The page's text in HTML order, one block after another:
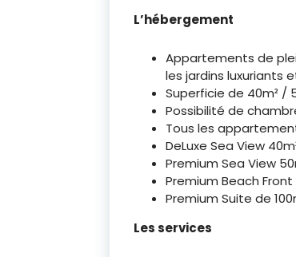
L’hébergement
Appartements de
les jardins luxuriants
Superficie de 40m² /
Possibilité de
Tous les
DeLuxe Sea View
Premium Sea View
Premium Beach
Premium Suite de
Les services